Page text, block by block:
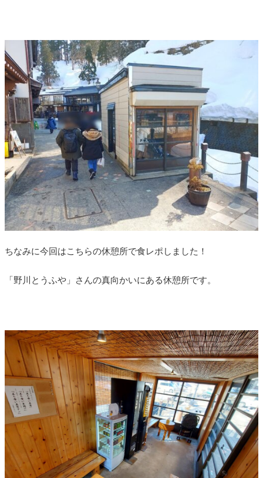
ちなみに今回はこちらの休憩所で食レポしました！
「野川とうふや」さんの真向かいにある休憩所です。